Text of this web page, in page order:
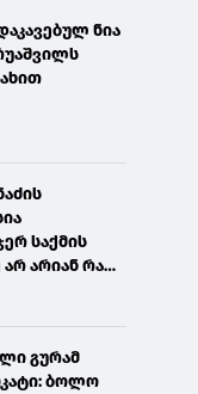
ნია
საქმის
არიან რა
გურამ
ბოლო